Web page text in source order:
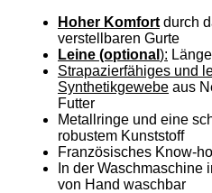
Hoher Komfort durch
verstellbaren Gurte
Leine (optional ):
Strapazierfähiges und
Synthetikgewebe aus
Futter
Metallringe und eine
robustem Kunststoff
Französisches Know-
In der
von Hand waschbar